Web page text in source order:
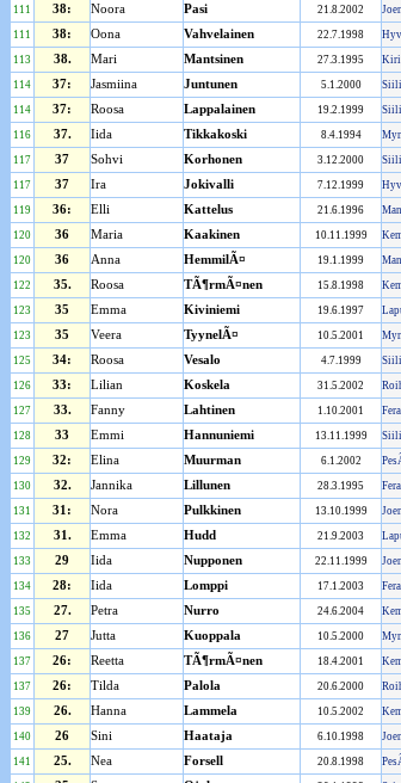
111 38: Noora Pasi 21.8.2002
111 38: Oona Vahvelainen 22.7.1998
113 38. Mari Mantsinen 27.3.1995
114 37: Jasmiina Juntunen 5.1.2000
114 37: Roosa Lappalainen 19.2.1999
116 37. Iida Tikkakoski 8.4.1994
117 37 Sohvi Korhonen 3.12.2000
117 37 Ira Jokivalli 7.12.1999
119 36: Elli Kattelus 21.6.1996
120 36 Maria Kaakinen 10.11.1999
120 36 Anna HemmilÃ¤ 19.1.1999
122 35. Roosa TÃ¶rmÃ¤nen 15.8.1998
123 35 Emma Kiviniemi 19.6.1997
123 35 Veera TyynelÃ¤ 10.5.2001
125 34: Roosa Vesalo 4.7.1999
126 33: Lilian Koskela 31.5.2002
127 33. Fanny Lahtinen 1.10.2001 Fera
128 33 Emmi Hannuniemi 13.11.1999
129 32: Elina Muurman 6.1.2002
130 32. Jannika Lillunen 28.3.1995 Fera
131 31: Nora Pulkkinen 13.10.1999
132 31. Emma Hudd 21.9.2003
133 29 Iida Nupponen 22.11.1999
134 28: Iida Lomppi 17.1.2003 Fera
135 27. Petra Nurro 24.6.2004
136 27 Jutta Kuoppala 10.5.2000
137 26: Reetta TÃ¶rmÃ¤nen 18.4.2001
137 26: Tilda Palola 20.6.2000
139 26. Hanna Lammela 10.5.2002
140 26 Sini Haataja 6.10.1998
141 25. Nea Forsell 20.8.1998